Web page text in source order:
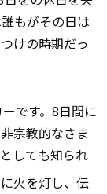
もがその日は
けの時期だっ
です。8日間に
宗教的なさま
しても知られ
火を灯し、伝